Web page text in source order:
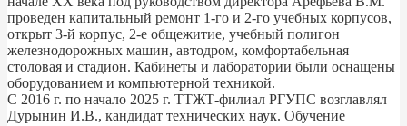
проведен капитальный ремонт 1-го и 2-го учебных корпусов,
открыт 3-й корпус, 2-е общежитие, учебный полигон
железнодорожных машин, автодром, комфортабельная
столовая и стадион. Кабинеты и лаборатории были оснащены
оборудованием и компьютерной техникой.
С 2016 г. по начало 2025 г. ТТЖТ-филиал РГУПС возглавлял
Дурынин И.В., кандидат технических наук. Обучение